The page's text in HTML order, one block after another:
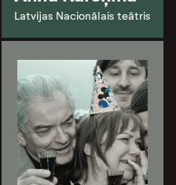
Latvijas Nacionālais teātris